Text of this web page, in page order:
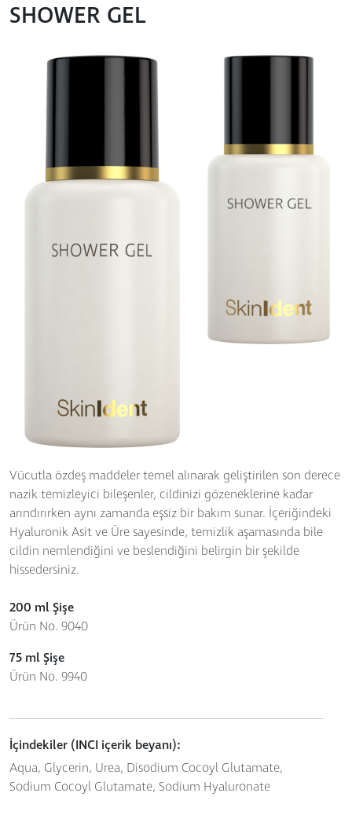
SHOWER GEL
Vücutla özdeş maddeler temel alınarak geliştirilen son derece
nazik temizleyici bileşenler, cildinizi gözeneklerine kadar
arındırırken aynı zamanda eşsiz bir bakım sunar. İçeriğindeki
Hyaluronik Asit ve Üre sayesinde, temizlik aşamasında bile
cildin nemlendiğini ve beslendiğini belirgin bir şekilde
hissedersiniz.
200 ml Şişe
Ürün No. 9040
75 ml Şişe
Ürün No. 9940
İçindekiler (INCI içerik beyanı):
Aqua, Glycerin, Urea, Disodium Cocoyl Glutamate,
Sodium Cocoyl Glutamate, Sodium Hyaluronate